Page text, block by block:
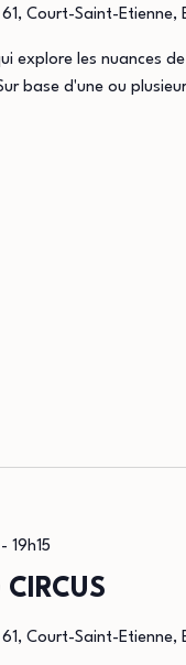
61, Court-Saint-Etienne,
explore les nuances
base d'une ou
- 19h15
61, Court-Saint-Etienne,